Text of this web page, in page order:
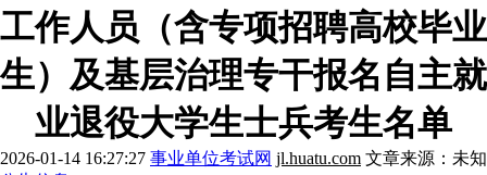
工作人员（含专项招聘高校毕业
生）及基层治理专干报名自主就
业退役大学生士兵考生名单
2026-01-14 16:27:27 事业单位考试网 jl.huatu.com 文章来源：未知